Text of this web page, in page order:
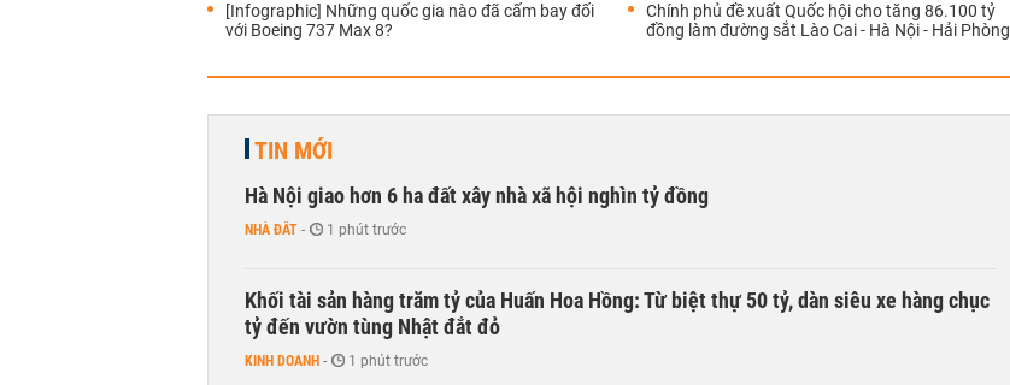
[Infographic] Những quốc gia nào đã cấm bay đối
với Boeing 737 Max 8?
Chính phủ đề xuất Quốc hội cho tăng 86.100 tỷ
đồng làm đường sắt Lào Cai - Hà Nội - Hải Phòng
TIN MỚI
Hà Nội giao hơn 6 ha đất xây nhà xã hội nghìn tỷ đồng
NHÀ ĐẤT - 1 phút trước
Khối tài sản hàng trăm tỷ của Huấn Hoa Hồng: Từ biệt thự 50 tỷ, dàn siêu xe hàng chục
tỷ đến vườn tùng Nhật đắt đỏ
KINH DOANH - 1 phút trước